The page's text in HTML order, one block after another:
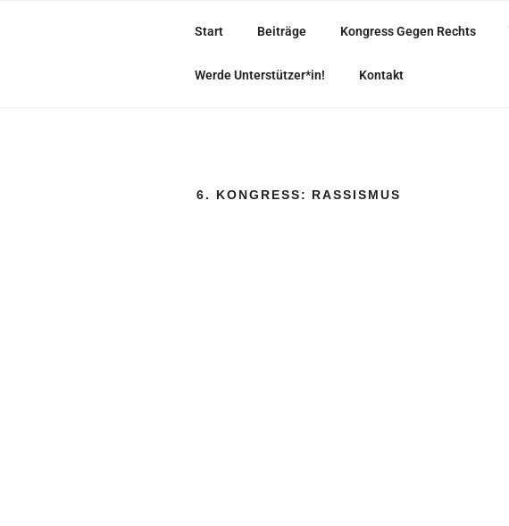
Start Beiträge Kongress Gegen Rechts
Werde Unterstützer*in! Kontakt
6. KONGRESS: RASSISMUS